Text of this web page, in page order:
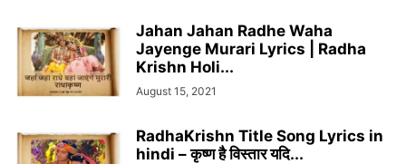
Jahan Jahan Radhe Waha
Jayenge Murari Lyrics | Radha
Krishn Holi...
August 15, 2021
RadhaKrishn Title Song Lyrics in
hindi – कृष्ण है विस्तार यदि...